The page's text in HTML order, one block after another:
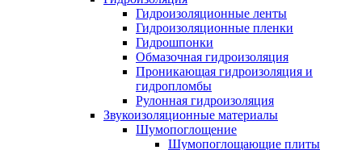
Гидроизоляционные ленты
Гидроизоляционные пленки
Гидрошпонки
Обмазочная гидроизоляция
Проникающая гидроизоляция и
гидропломбы
Рулонная гидроизоляция
Звукоизоляционные материалы
Шумопоглощение
Шумопоглощающие плиты